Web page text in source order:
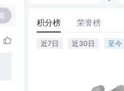
积分榜 荣誉榜
近7日 近30日 至今